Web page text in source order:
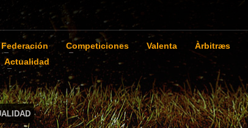
Federación Competiciones Valenta Àrbitræs
Actualidad